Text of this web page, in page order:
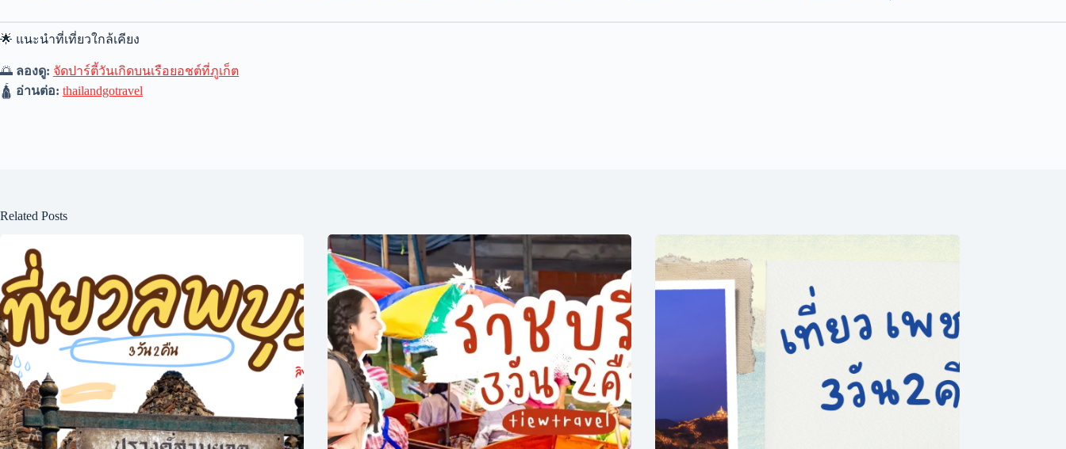
🌟 แนะนำที่เที่ยวใกล้เคียง
🌅 ลองดู: จัดปาร์ตี้วันเกิดบนเรือยอชต์ที่ภูเก็ต
🛕 อ่านต่อ: thailandgotravel
Related Posts